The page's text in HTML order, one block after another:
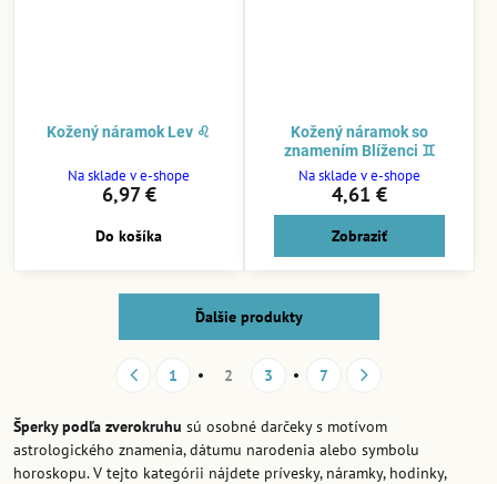
Kožený náramok Lev ♌
Na sklade v e-shope
6,97 €
Do košíka
Kožený náramok so
znamením Blíženci ♊
Na sklade v e-shope
4,61 €
Zobraziť
Ďalšie produkty
1 2 3 7
Šperky podľa zverokruhu sú osobné darčeky s motívom
astrologického znamenia, dátumu narodenia alebo symbolu
horoskopu. V tejto kategórii nájdete prívesky, náramky, hodinky,